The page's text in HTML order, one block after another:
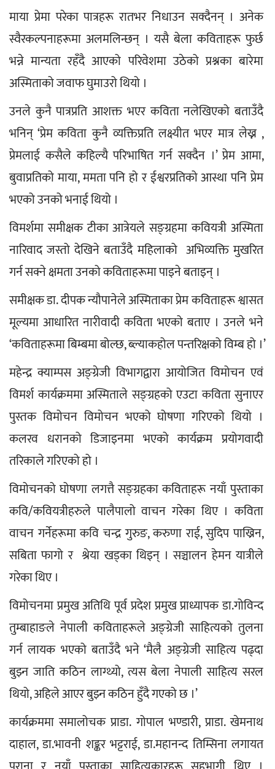
माया प्रेमा परेका पात्रहरू रातभर निधाउन सक्दैनन् । अनेक
स्वैरकल्पनाहरूमा अलमलिन्छन् । यसै बेला कविताहरू फुर्छ
भन्ने मान्यता रहँदै आएको परिवेशमा उठेको प्रश्नका बारेमा
अस्मिताको जवाफ घुमाउरो थियो ।
उनले कुनै पात्रप्रति आशक्त भएर कविता नलेखिएको बताउँदै
भनिन् ‘प्रेम कविता कुनै व्यक्तिप्रति लक्ष्यीत भएर मात्र लेख्न ,
प्रेमलाई कसैले कहिल्यै परिभाषित गर्न सक्दैन ।’ प्रेम आमा,
बुवाप्रतिको माया, ममता पनि हो र ईश्वरप्रतिको आस्था पनि प्रेम
भएको उनको भनाई थियो ।
विमर्शमा समीक्षक टीका आत्रेयले सङ्ग्रहमा कवियत्री अस्मिता
नारिवाद जस्तो देखिने बताउँदै महिलाको  अभिव्यक्ति मुखरित
गर्न सक्ने क्षमता उनको कविताहरूमा पाइने बताइन् ।
समीक्षक डा. दीपक न्यौपानेले अस्मिताका प्रेम कविताहरू श्वासत
मूल्यमा आधारित नारीवादी कविता भएको बताए । उनले भने
‘कविताहरूमा बिम्बमा बोल्छ, ब्ल्याकहोल पन्तरिक्षको विम्ब हो ।’
महेन्द्र क्याम्पस अङ्ग्रेजी विभागद्वारा आयोजित विमोचन एवं
विमर्श कार्यक्रममा अस्मिताले सङ्ग्रहको एउटा कविता सुनाएर
पुस्तक विमोचन विमोचन भएको घोषणा गरिएको थियो ।
कलरव धरानको डिजाइनमा भएको कार्यक्रम प्रयोगवादी
तरिकाले गरिएको हो ।
विमोचनको घोषणा लगत्तै सङ्ग्रहका कविताहरू नयाँ पुस्ताका
कवि/कवियत्रीहरुले पालैपालो वाचन गरेका थिए । कविता
वाचन गर्नेहरूमा कवि चन्द्र गुरुङ, करुणा राई, सुदिप पाख्रिन,
सबिता फागो र  श्रेया खड्का थिइन् । सञ्चालन हेमन यात्रीले
गरेका थिए ।
विमोचनमा प्रमुख अतिथि पूर्व प्रदेश प्रमुख प्राध्यापक डा.गोविन्द
तुम्बाहाङले नेपाली कविताहरूले अङ्ग्रेजी साहित्यको तुलना
गर्न लायक भएको बताउँदै भने ‘मैलै अङ्ग्रेजी साहित्य पढ्दा
बुझ्न जाति कठिन लाग्थ्यो, त्यस बेला नेपाली साहित्य सरल
थियो, अहिले आएर बुझ्न कठिन हुँदै गएको छ ।’
कार्यक्रममा समालोचक प्राडा. गोपाल भण्डारी, प्राडा. खेमनाथ
दाहाल, डा.भावनी शङ्कर भट्टराई, डा.महानन्द तिम्सिना लगायत